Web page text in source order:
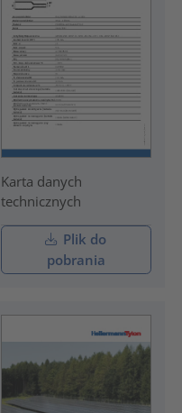
Karta danych
technicznych
Plik do
pobrania